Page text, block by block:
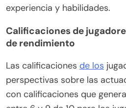
experiencia y habilidades.
Calificaciones de
de rendimiento
Las calificaciones de los
perspectivas sobre las
con calificaciones que